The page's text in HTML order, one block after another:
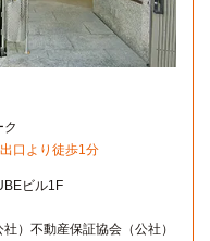
ク
口より徒歩1分
ビル1F
）不動産保証協会（公社）